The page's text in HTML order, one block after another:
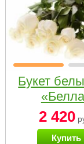
Букет
2 420
Купить